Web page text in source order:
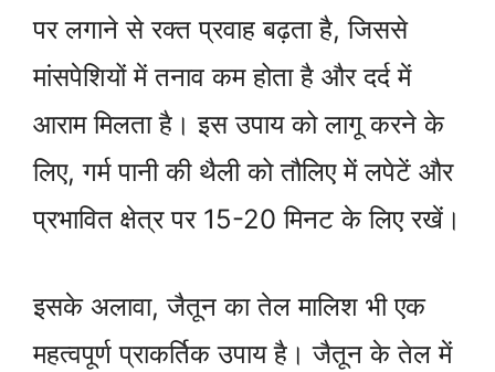
पर लगाने से रक्त प्रवाह बढ़ता है, जिससे
मांसपेशियों में तनाव कम होता है और दर्द में
आराम मिलता है। इस उपाय को लागू करने के
लिए, गर्म पानी की थैली को तौलिए में लपेटें और
प्रभावित क्षेत्र पर 15-20 मिनट के लिए रखें।
इसके अलावा, जैतून का तेल मालिश भी एक
महत्वपूर्ण प्राकर्तिक उपाय है। जैतून के तेल में